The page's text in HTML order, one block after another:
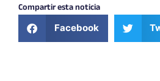
Compartir esta noticia
Facebook